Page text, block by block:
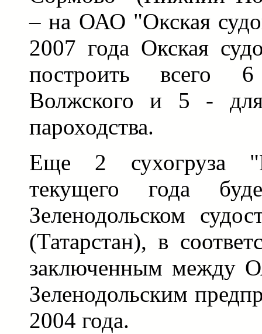
– на ОАО "Окская
2007 года Окская
построить всего
Волжского и 5 - для
пароходства.
Еще 2 сухогруза
текущего года
Зеленодольском
(Татарстан), в
заключенным между
Зеленодольским
2004 года.